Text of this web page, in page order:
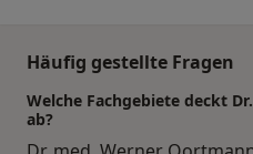
Häufig gestellte Fragen
Welche Fachgebiete deckt
ab?